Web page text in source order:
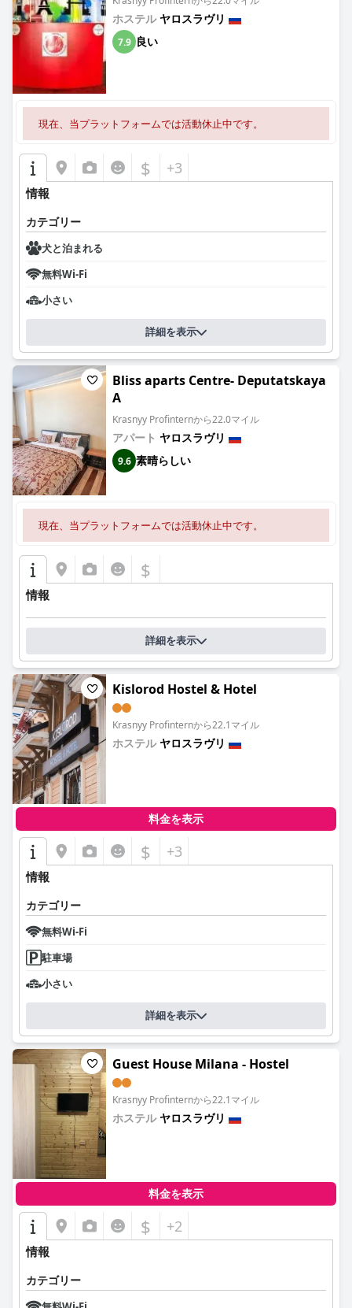
ホステル ヤロスラヴリ
7.9 良い
現在、当プラットフォームでは活動休止中です。
$ +3
情報
カテゴリー
犬と泊まれる
無料Wi-Fi
小さい
詳細を表示
Bliss aparts Centre- Deputatskaya
A
Krasnyy Profinternから22.0マイル
アパート ヤロスラヴリ
9.6 素晴らしい
現在、当プラットフォームでは活動休止中です。
$
情報
詳細を表示
Kislorod Hostel & Hotel
Krasnyy Profinternから22.1マイル
ホステル ヤロスラヴリ
料金を表示
$ +3
情報
カテゴリー
無料Wi-Fi
駐車場
小さい
詳細を表示
Guest House Milana - Hostel
Krasnyy Profinternから22.1マイル
ホステル ヤロスラヴリ
料金を表示
$ +2
情報
カテゴリー